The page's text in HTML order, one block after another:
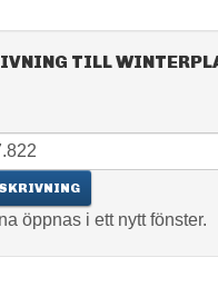
TILL
öppnas i ett nytt fönster.